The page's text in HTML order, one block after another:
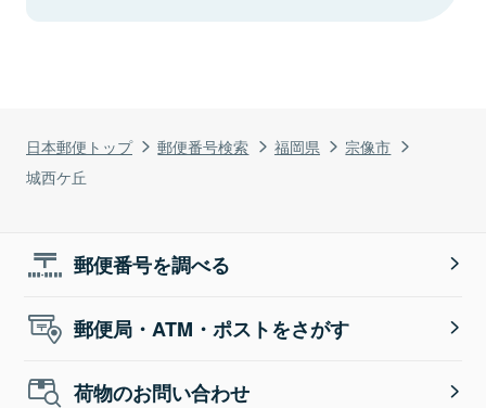
日本郵便トップ 郵便番号検索 福岡県
宗像市
城西ケ丘
郵便番号を調べる
郵便局・ATM・ポストをさがす
荷物のお問い合わせ